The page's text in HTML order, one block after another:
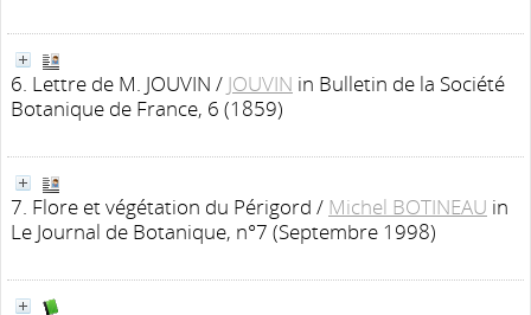
6. Lettre de M. JOUVIN / JOUVIN in Bulletin de la Société
Botanique de France, 6 (1859)
7. Flore et végétation du Périgord / Michel BOTINEAU in
Le Journal de Botanique, n°7 (Septembre 1998)